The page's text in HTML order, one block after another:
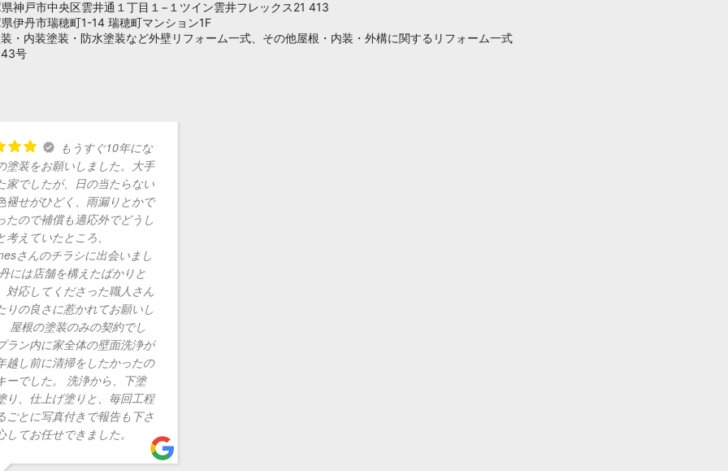
神戸市中央区雲井通１丁目１−１ツイン雲井フレックス21 413
伊丹市瑞穂町1-14 瑞穂町マンション1F
・内装塗装・防水塗装など外壁リフォーム一式、その他屋根・内装・外構に関するリフォーム一式
号
もうすぐ10年にな
塗装をお願いしました。大手
でしたが、日の当たらない
褪せがひどく、雨漏りとかで
ので補償も適応外でどうし
えていたところ、
さんのチラシに出会いまし
には店舗を構えたばかりと
対応してくださった職人さん
の良さに惹かれてお願いし
屋根の塗装のみの契約でし
ラン内に家全体の壁面洗浄が
越し前に清掃をしたかったの
ーでした。 洗浄から、下塗
り、仕上げ塗りと、毎回工程
ごとに写真付きで報告も下さ
てお任せできました。